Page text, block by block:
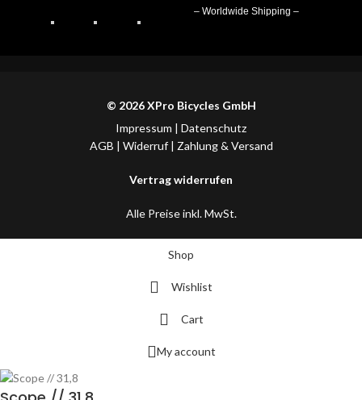
– Worldwide Shipping –
© 2026 XPro Bicycles GmbH
Impressum | Datenschutz
AGB | Widerruf| Zahlung & Versand
Vertrag widerrufen
Alle Preise inkl. MwSt.
Shop
Wishlist
Cart
My account